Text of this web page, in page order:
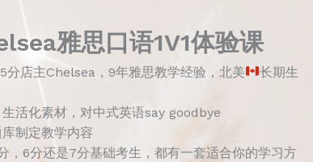
雅思口语1V1体验课
分店主Chelsea，9年雅思教学经验，北美
长期生
活化素材，对中式英语say goodbye
制定教学内容
，6分还是7分基础考生，都有一套适合你的学习方